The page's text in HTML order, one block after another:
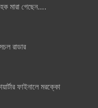
মারা গেছেন….
রাডার
ফাইনালে মরক্কো